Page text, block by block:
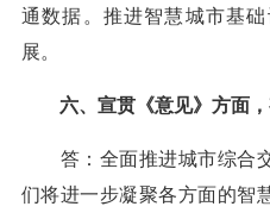
通数据。推进智慧城市基
展。
六、宣贯《意见》方面
答：全面推进城市综合交
们将进一步凝聚各方面的智